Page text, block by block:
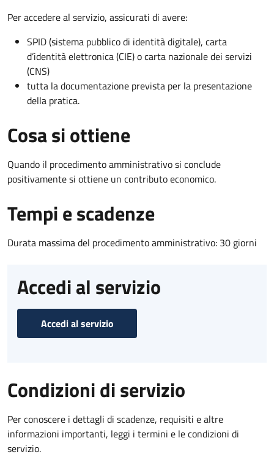
Per accedere al servizio, assicurati di avere:
SPID (sistema pubblico di identità digitale), carta
d’identità elettronica (CIE) o carta nazionale dei servizi
(CNS)
tutta la documentazione prevista per la presentazione
della pratica.
Cosa si ottiene
Quando il procedimento amministrativo si conclude
positivamente si ottiene un contributo economico.
Tempi e scadenze
Durata massima del procedimento amministrativo: 30 giorni
Accedi al servizio
Accedi al servizio
Condizioni di servizio
Per conoscere i dettagli di scadenze, requisiti e altre
informazioni importanti, leggi i termini e le condizioni di
servizio.